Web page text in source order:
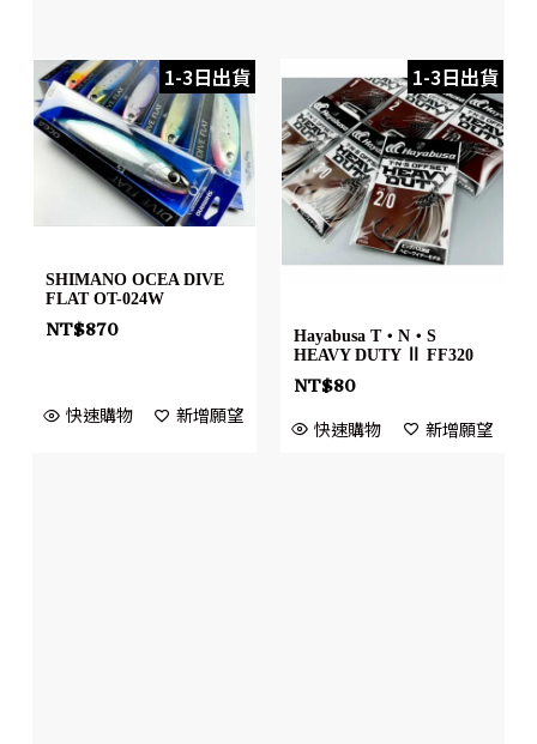
1-3日出貨
SHIMANO OCEA DIVE
FLAT OT-024W
NT$870
快速購物 新增願望
1-3日出貨
Hayabusa T・N・S
HEAVY DUTY Ⅱ FF320
NT$80
快速購物 新增願望